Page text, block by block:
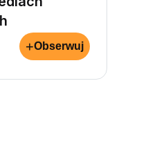
+Obserwuj